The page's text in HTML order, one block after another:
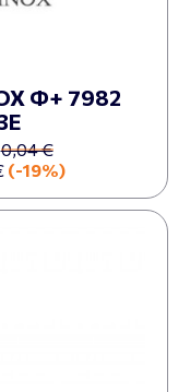
Φ+ 7982
0,04 €
(-19%)